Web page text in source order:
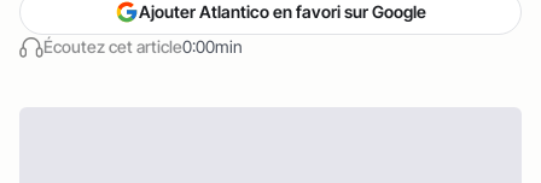
Écoutez cet article0:00min
Ajouter Atlantico en favori sur Google